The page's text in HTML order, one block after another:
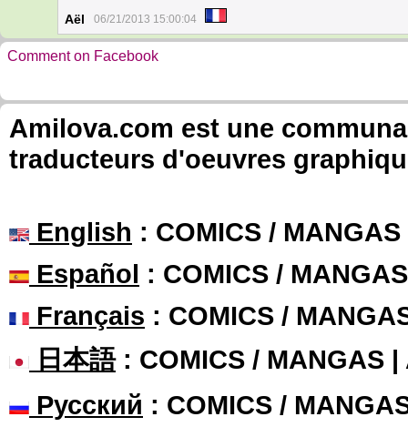
Aël 06/21/2013 15:00:04
Comment on Facebook
Amilova.com est une
traducteurs d'oeuvres
English : COMICS /
Español : COMICS /
Français : COMICS /
日本語: COMICS / MANGAS |
Русский : COMICS /